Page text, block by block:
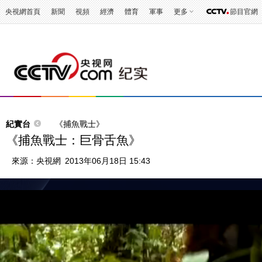
央視網首頁 新聞 視頻 經濟 體育 軍事 更多 節目官網
紀實台 《捕魚戰士》
《捕魚戰士：巨骨舌魚》
來源： 央視網 2013年06月18日 15:43